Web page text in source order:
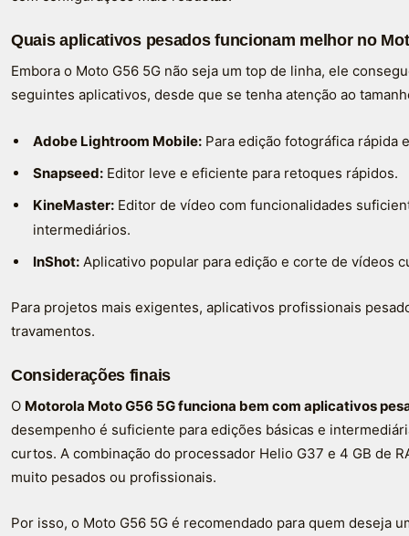
Quais aplicativos pesados funcionam melhor no
Embora o Moto G56 5G não seja um top de linha, ele
seguintes aplicativos, desde que se tenha atenção ao
Adobe Lightroom Mobile: Para edição fotográfica rápida
Snapseed: Editor leve e eficiente para retoques rápidos.
KineMaster: Editor de vídeo com funcionalidades
intermediários.
InShot: Aplicativo popular para edição e corte de vídeos
Para projetos mais exigentes, aplicativos profissionais
travamentos.
Considerações finais
O Motorola Moto G56 5G funciona bem com aplicativos
desempenho é suficiente para edições básicas e
curtos. A combinação do processador Helio G37 e 4 GB de
muito pesados ou profissionais.
Por isso, o Moto G56 5G é recomendado para quem deseja